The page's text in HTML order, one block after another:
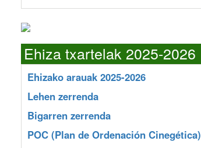
Ehiza txartelak 2025-2026
Ehizako arauak 2025-2026
Lehen zerrenda
Bigarren zerrenda
POC (Plan de Ordenación Cinegética)